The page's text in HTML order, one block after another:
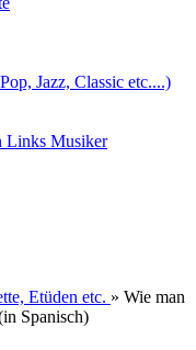
Jazz, Classic etc....)
Links Musiker
Etüden etc. » Wie man
Spanisch)